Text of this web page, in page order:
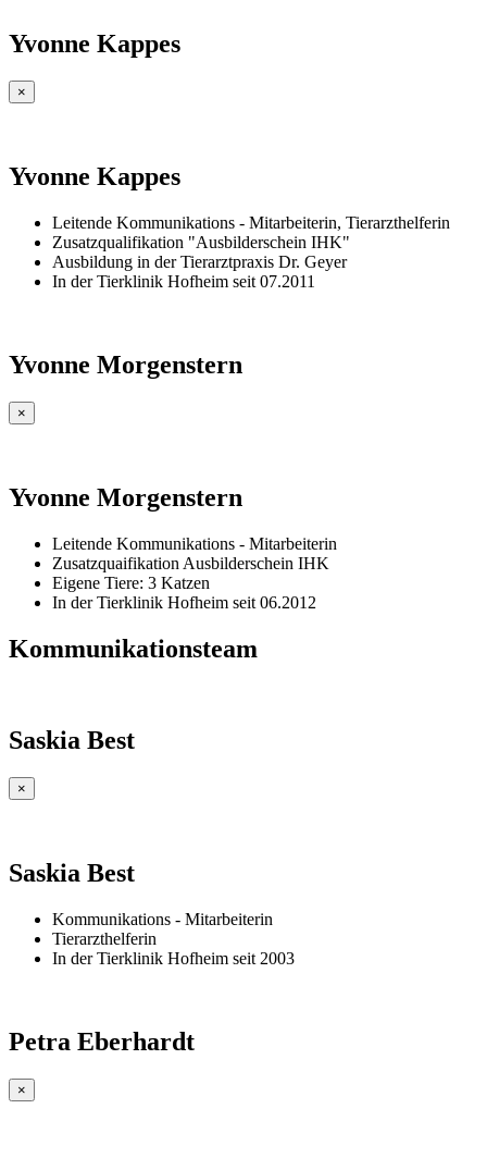
Yvonne Kappes
×
Yvonne Kappes
Leitende Kommunikations - Mitarbeiterin, Tierarzthelferin
Zusatzqualifikation "Ausbilderschein IHK"
Ausbildung in der Tierarztpraxis Dr. Geyer
In der Tierklinik Hofheim seit 07.2011
Yvonne Morgenstern
×
Yvonne Morgenstern
Leitende Kommunikations - Mitarbeiterin
Zusatzquaifikation Ausbilderschein IHK
Eigene Tiere: 3 Katzen
In der Tierklinik Hofheim seit 06.2012
Kommunikationsteam
Saskia Best
×
Saskia Best
Kommunikations - Mitarbeiterin
Tierarzthelferin
In der Tierklinik Hofheim seit 2003
Petra Eberhardt
×